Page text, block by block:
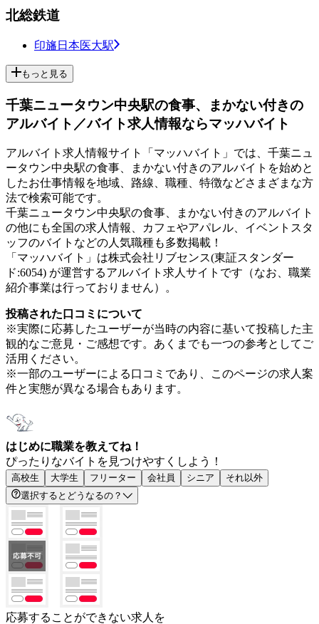
北総鉄道
印旛日本医大駅
もっと見る
千葉ニュータウン中央駅の食事、まかない付きの
アルバイト／バイト求人情報ならマッハバイト
アルバイト求人情報サイト「マッハバイト」では、千葉ニュ
ータウン中央駅の食事、まかない付きのアルバイトを始めと
したお仕事情報を地域、路線、職種、特徴などさまざまな方
法で検索可能です。
千葉ニュータウン中央駅の食事、まかない付きのアルバイト
の他にも全国の求人情報、カフェやアパレル、イベントスタ
ッフのバイトなどの人気職種も多数掲載！
「マッハバイト」は株式会社リブセンス(東証スタンダー
ド:6054) が運営するアルバイト求人サイトです（なお、職業
紹介事業は行っておりません）。
投稿された口コミについて
※実際に応募したユーザーが当時の内容に基いて投稿した主
観的なご意見・ご感想です。あくまでも一つの参考としてご
活用ください。
※一部のユーザーによる口コミであり、このページの求人案
件と実態が異なる場合もあります。
はじめに職業を教えてね！
ぴったりなバイトを見つけやすくしよう！
高校生 大学生 フリーター 会社員 シニア
それ以外
選択するとどうなるの？
応募することができない求人を